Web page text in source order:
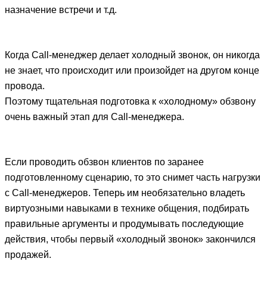
назначение встречи и т.д.
Когда Call-менеджер делает холодный звонок, он никогда
не знает, что происходит или произойдет на другом конце
провода.
Поэтому тщательная подготовка к «холодному» обзвону
очень важный этап для Call-менеджера.
Если проводить обзвон клиентов по заранее
подготовленному сценарию, то это снимет часть нагрузки
с Call-менеджеров. Теперь им необязательно владеть
виртуозными навыками в технике общения, подбирать
правильные аргументы и продумывать последующие
действия, чтобы первый «холодный звонок» закончился
продажей.